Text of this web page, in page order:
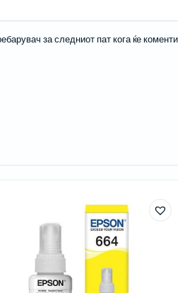
за следниот пат кога ќе